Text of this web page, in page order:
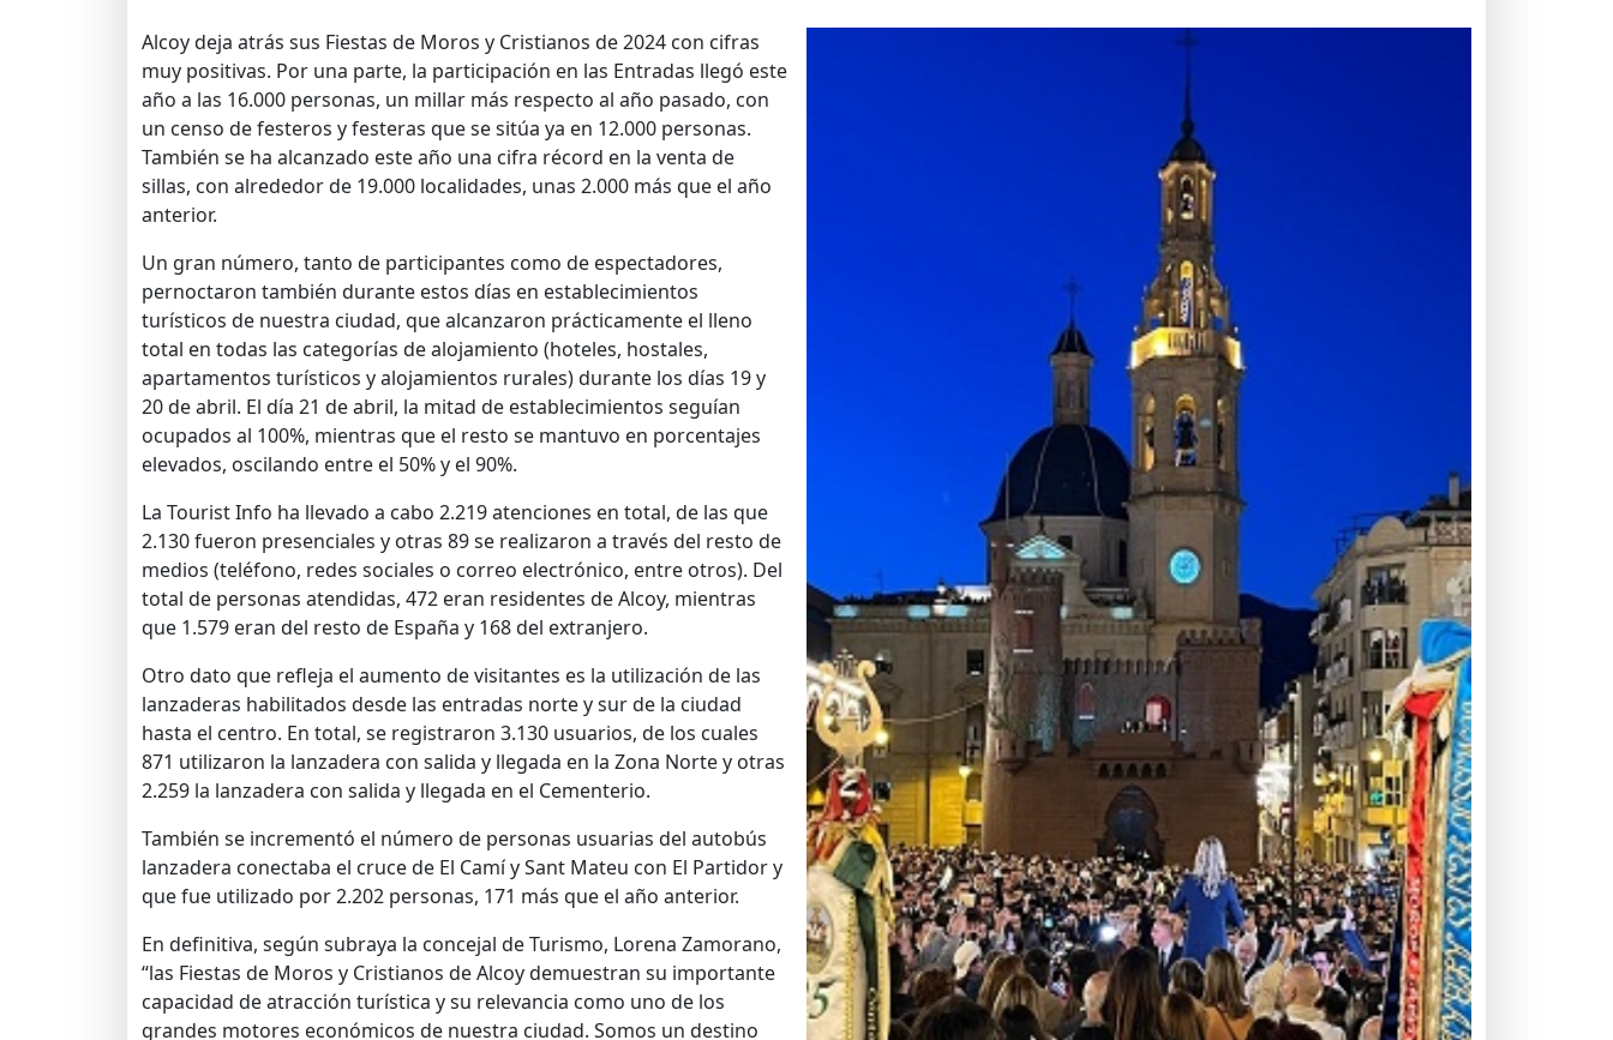
Alcoy deja atrás sus Fiestas de Moros y Cristianos de 2024 con cifras
muy positivas. Por una parte, la participación en las Entradas llegó este
año a las 16.000 personas, un millar más respecto al año pasado, con
un censo de festeros y festeras que se sitúa ya en 12.000 personas.
También se ha alcanzado este año una cifra récord en la venta de
sillas, con alrededor de 19.000 localidades, unas 2.000 más que el año
anterior.
Un gran número, tanto de participantes como de espectadores,
pernoctaron también durante estos días en establecimientos
turísticos de nuestra ciudad, que alcanzaron prácticamente el lleno
total en todas las categorías de alojamiento (hoteles, hostales,
apartamentos turísticos y alojamientos rurales) durante los días 19 y
20 de abril. El día 21 de abril, la mitad de establecimientos seguían
ocupados al 100%, mientras que el resto se mantuvo en porcentajes
elevados, oscilando entre el 50% y el 90%.
La Tourist Info ha llevado a cabo 2.219 atenciones en total, de las que
2.130 fueron presenciales y otras 89 se realizaron a través del resto de
medios (teléfono, redes sociales o correo electrónico, entre otros). Del
total de personas atendidas, 472 eran residentes de Alcoy, mientras
que 1.579 eran del resto de España y 168 del extranjero.
Otro dato que refleja el aumento de visitantes es la utilización de las
lanzaderas habilitados desde las entradas norte y sur de la ciudad
hasta el centro. En total, se registraron 3.130 usuarios, de los cuales
871 utilizaron la lanzadera con salida y llegada en la Zona Norte y otras
2.259 la lanzadera con salida y llegada en el Cementerio.
También se incrementó el número de personas usuarias del autobús
lanzadera conectaba el cruce de El Camí y Sant Mateu con El Partidor y
que fue utilizado por 2.202 personas, 171 más que el año anterior.
En definitiva, según subraya la concejal de Turismo, Lorena Zamorano,
“las Fiestas de Moros y Cristianos de Alcoy demuestran su importante
capacidad de atracción turística y su relevancia como uno de los
grandes motores económicos de nuestra ciudad. Somos un destino